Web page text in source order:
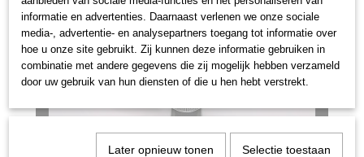
informatie en advertenties. Daarnaast verlenen we onze sociale
media-, advertentie- en analysepartners toegang tot informatie over
hoe u onze site gebruikt. Zij kunnen deze informatie gebruiken in
combinatie met andere gegevens die zij mogelijk hebben verzameld
door uw gebruik van hun diensten of die u hen hebt verstrekt.
Later opnieuw tonen Selectie toestaan